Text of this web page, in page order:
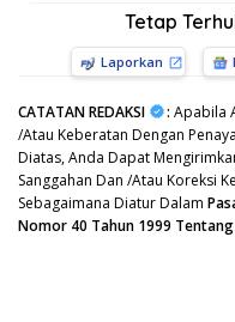
Tetap
Laporkan
CATATAN REDAKSI : Apabila
/Atau Keberatan Dengan
Diatas, Anda Dapat
Sanggahan Dan /Atau Koreksi
Sebagaimana Diatur Dalam
Nomor 40 Tahun 1999 Tentang